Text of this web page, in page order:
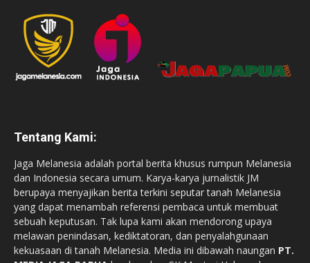
Tentang Kami:
Jaga Melanesia adalah portal berita khusus rumpun Melanesia
dan Indonesia secara umum. Karya-karya jurnalistik JM
berupaya menyajikan berita terkini seputar tanah Melanesia
yang dapat menambah referensi pembaca untuk membuat
sebuah keputusan. Tak lupa kami akan mendorong upaya
melawan penindasan, kediktatoran, dan penyalahgunaan
kekuasaan di tanah Melanesia. Media ini dibawah naungan PT.